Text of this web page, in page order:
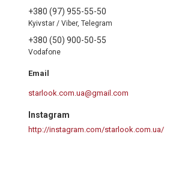
+380 (97) 955-55-50
Kyivstar / Viber, Telegram
+380 (50) 900-50-55
Vodafone
starlook.com.ua@gmail.com
Instagram
http://instagram.com/starlook.com.ua/